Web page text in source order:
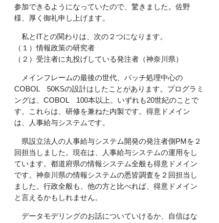
参加できるようになっていたので、驚きました。佐野
様、厚く御礼申し上げます。
私とITとの関わりは、次の２つになります。
（１）情報政策の研究者
（２）受注者に丸投げしている発注者（神奈川県）
メインフレームの最後の世代、バッチ処理中心の
COBOL 50KSの設計はしたことがあります。プログラミ
ングは、COBOL 100本以上。いずれも20世紀のことで
す。これらは、研修を兼ねた内製です。得意ドメイン
は、人事給与システムです。
県設立法人の人事給与システム開発の発注者側PMを２
回担当しました。現在は、人事給与システムの運用をし
ています。都道府県の情報システム全般も得意ドメイン
です。神奈川県の情報システムの悉皆調査を２回担当し
ました。行政全般も、他の方と比べれば、得意ドメイン
と言えるかもしれません。
データモデリングのお話についていけるか、自信はな